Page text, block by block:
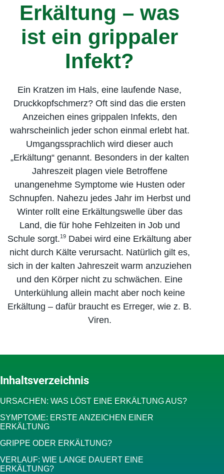
Erkältung – was
ist ein grippaler
Infekt?
Ein Kratzen im Hals, eine laufende Nase,
Druckkopfschmerz? Oft sind das die ersten
Anzeichen eines grippalen Infekts, den
wahrscheinlich jeder schon einmal erlebt hat.
Umgangs­sprachlich wird dieser auch
„Erkältung“ genannt. Besonders in der kalten
Jahreszeit plagen viele Betroffene
unangenehme Symptome wie Husten oder
Schnupfen. Nahezu jedes Jahr im Herbst und
Winter rollt eine Erkältungswelle über das
Land, die für hohe Fehlzeiten in Job und
Schule sorgt.19 Dabei wird eine Erkältung aber
nicht durch Kälte verursacht. Natürlich gilt es,
sich in der kalten Jahreszeit warm anzuziehen
und den Körper nicht zu schwächen. Eine
Unterkühlung allein macht aber noch keine
Erkältung – dafür braucht es Erreger, wie z. B.
Viren.
Inhaltsverzeichnis
URSACHEN: WAS LÖST EINE ERKÄLTUNG AUS?
SYMPTOME: ERSTE ANZEICHEN EINER
ERKÄLTUNG
GRIPPE ODER ERKÄLTUNG?
VERLAUF: WIE LANGE DAUERT EINE
ERKÄLTUNG?